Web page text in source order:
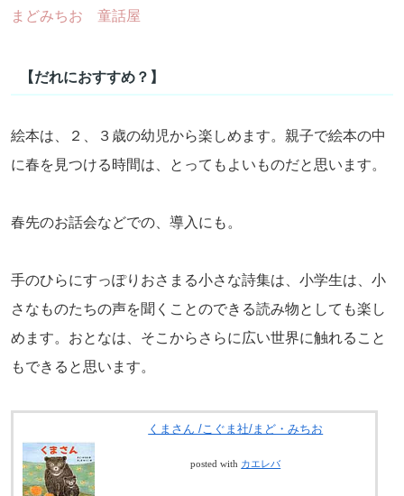
まどみちお 童話屋
【だれにおすすめ？】
絵本は、２、３歳の幼児から楽しめます。親子で絵本の中
に春を見つける時間は、とってもよいものだと思います。
春先のお話会などでの、導入にも。
手のひらにすっぽりおさまる小さな詩集は、小学生は、小
さなものたちの声を聞くことのできる読み物としても楽し
めます。おとなは、そこからさらに広い世界に触れること
もできると思います。
くまさん /こぐま社/まど・みちお
posted with カエレバ